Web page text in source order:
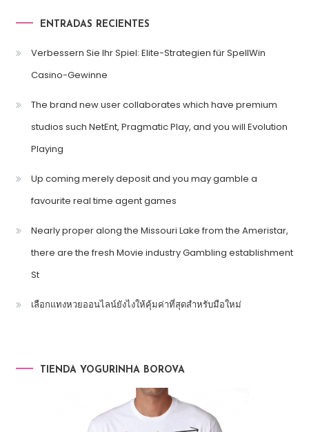
ENTRADAS RECIENTES
Verbessern Sie Ihr Spiel: Elite-Strategien für SpellWin
Casino-Gewinne
The brand new user collaborates which have premium
studios such NetEnt, Pragmatic Play, and you will Evolution
Playing
Up coming merely deposit and you may gamble a
favourite real time agent games
Nearly proper along the Missouri Lake from the Ameristar,
there are the fresh Movie industry Gambling establishment
St
เลือกแทงหวยออนไลน์ยังไงให้คุ้มค่าที่สุดสำหรับมือใหม่
TIENDA YOGURINHA BOROVA